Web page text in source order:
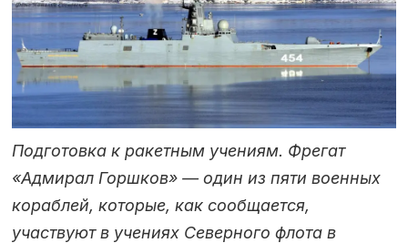
Подготовка к ракетным учениям. Фрегат
«Адмирал Горшков» — один из пяти военных
кораблей, которые, как сообщается,
участвуют в учениях Северного флота в